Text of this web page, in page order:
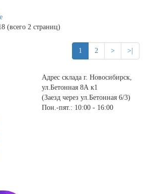
(всего 2 страниц)
1 2 > >|
Адрес склада г. Новосибирск,
ул.Бетонная 8А к1
(Заезд через ул.Бетонная 6/3)
Пон.-пят.: 10:00 - 16:00